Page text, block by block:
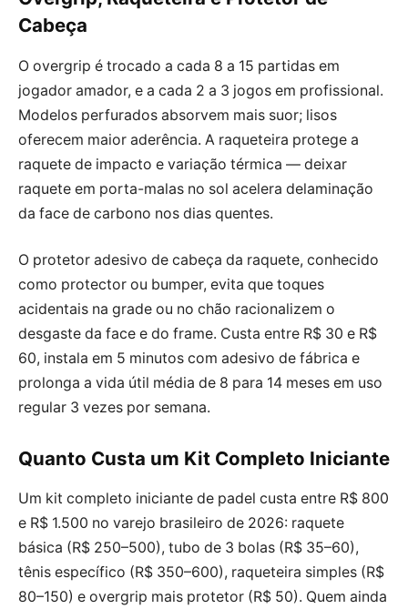
Cabeça
O overgrip é trocado a cada 8 a 15 partidas em
jogador amador, e a cada 2 a 3 jogos em profissional.
Modelos perfurados absorvem mais suor; lisos
oferecem maior aderência. A raqueteira protege a
raquete de impacto e variação térmica — deixar
raquete em porta-malas no sol acelera delaminação
da face de carbono nos dias quentes.
O protetor adesivo de cabeça da raquete, conhecido
como protector ou bumper, evita que toques
acidentais na grade ou no chão racionalizem o
desgaste da face e do frame. Custa entre R$ 30 e R$
60, instala em 5 minutos com adesivo de fábrica e
prolonga a vida útil média de 8 para 14 meses em uso
regular 3 vezes por semana.
Quanto Custa um Kit Completo Iniciante
Um kit completo iniciante de padel custa entre R$ 800
e R$ 1.500 no varejo brasileiro de 2026: raquete
básica (R$ 250–500), tubo de 3 bolas (R$ 35–60),
tênis específico (R$ 350–600), raqueteira simples (R$
80–150) e overgrip mais protetor (R$ 50). Quem ainda